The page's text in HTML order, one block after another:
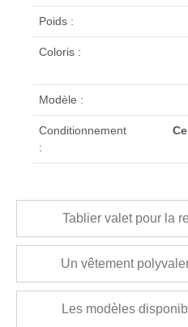
Tablier valet pour la
Un vêtement
Les modèles
Poids :
Coloris :
Modèle :
Conditionnement
: